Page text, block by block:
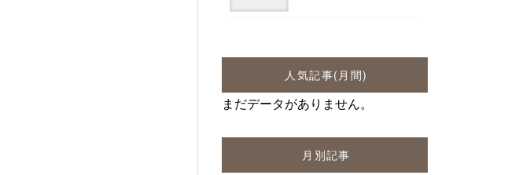
人気記事(月間)
まだデータがありません。
月別記事